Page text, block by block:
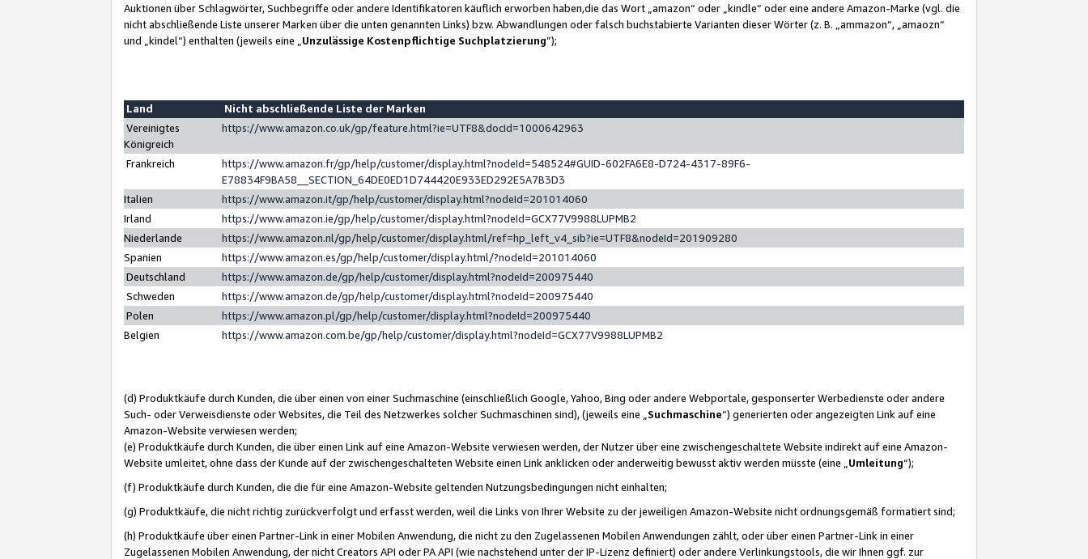
Auktionen über Schlagwörter, Suchbegriffe oder andere Identifikatoren käuflich erworben haben,die das Wort „amazon“ oder „kindle“ oder eine andere Amazon-Marke (vgl. die
nicht abschließende Liste unserer Marken über die unten genannten Links) bzw. Abwandlungen oder falsch buchstabierte Varianten dieser Wörter (z. B. „ammazon“, „amaozn“
und „kindel“) enthalten (jeweils eine „ Unzulässige Kostenpflichtige Suchplatzierung”);
Land
Nicht abschließende Liste der Marken
Vereinigtes
Königreich
https://www.amazon.co.uk/gp/feature.html?ie=UTF8&docId=1000642963
Frankreich
https://www.amazon.fr/gp/help/customer/display.html?nodeId=548524#GUID-602FA6E8-D724-4317-89F6-
E78834F9BA58__SECTION_64DE0ED1D744420E933ED292E5A7B3D3
Italien
https://www.amazon.it/gp/help/customer/display.html?nodeId=201014060
Irland
https://www.amazon.ie/gp/help/customer/display.html?nodeId=GCX77V9988LUPMB2
Niederlande
https://www.amazon.nl/gp/help/customer/display.html/ref=hp_left_v4_sib?ie=UTF8&nodeId=201909280
Spanien
https://www.amazon.es/gp/help/customer/display.html/?nodeId=201014060
Deutschland
https://www.amazon.de/gp/help/customer/display.html?nodeId=200975440
Schweden
https://www.amazon.de/gp/help/customer/display.html?nodeId=200975440
Polen
https://www.amazon.pl/gp/help/customer/display.html?nodeId=200975440
Belgien
https://www.amazon.com.be/gp/help/customer/display.html?nodeId=GCX77V9988LUPMB2
(d) Produktkäufe durch Kunden, die über einen von einer Suchmaschine (einschließlich Google, Yahoo, Bing oder andere Webportale, gesponserter Werbedienste oder andere
Such- oder Verweisdienste oder Websites, die Teil des Netzwerkes solcher Suchmaschinen sind), (jeweils eine „ Suchmaschine“) generierten oder angezeigten Link auf eine
Amazon-Website verwiesen werden;
(e) Produktkäufe durch Kunden, die über einen Link auf eine Amazon-Website verwiesen werden, der Nutzer über eine zwischengeschaltete Website indirekt auf eine Amazon-
Website umleitet, ohne dass der Kunde auf der zwischengeschalteten Website einen Link anklicken oder anderweitig bewusst aktiv werden müsste (eine „ Umleitung“);
(f) Produktkäufe durch Kunden, die die für eine Amazon-Website geltenden Nutzungsbedingungen nicht einhalten;
(g) Produktkäufe, die nicht richtig zurückverfolgt und erfasst werden, weil die Links von Ihrer Website zu der jeweiligen Amazon-Website nicht ordnungsgemäß formatiert sind;
(h) Produktkäufe über einen Partner-Link in einer Mobilen Anwendung, die nicht zu den Zugelassenen Mobilen Anwendungen zählt, oder über einen Partner-Link in einer
Zugelassenen Mobilen Anwendung, der nicht Creators API oder PA API (wie nachstehend unter der IP-Lizenz definiert) oder andere Verlinkungstools, die wir Ihnen ggf. zur